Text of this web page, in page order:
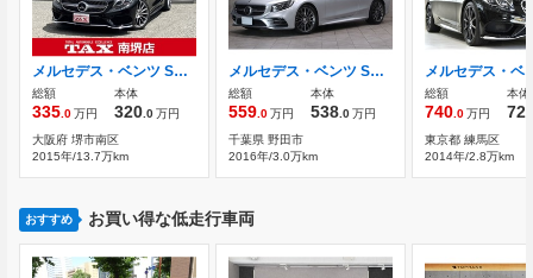
メルセデス・ベンツ Sクラスクーペ S550 AMGライン
総額
335 .0万円
本体
320 .0万円
大阪府 堺市南区
2015年/13.7万km
メルセデス・ベンツ Sクラスクーペ S550 後期仕様エクステリア レザーエクスクルー
総額
559 .0万円
本体
538 .0万円
千葉県 野田市
2016年/3.0万km
総額
740 .0万円
本体
東京都 練馬区
2014年/2.8万km
おすすめ お買い得な低走行車両